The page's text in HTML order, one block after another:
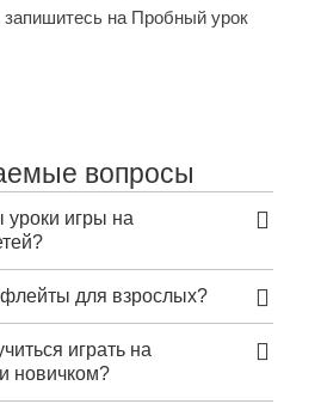
на Пробный урок
вопросы
уроки игры на
для взрослых?
играть на
новичком?